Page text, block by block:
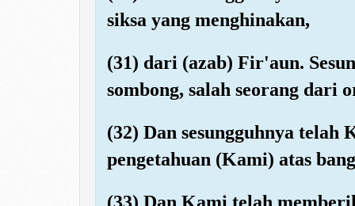
siksa yang menghinakan,
(31) dari (azab) Fir'aun.
sombong, salah seorang dari
(32) Dan sesungguhnya
pengetahuan (Kami) atas
(33) Dan Kami telah